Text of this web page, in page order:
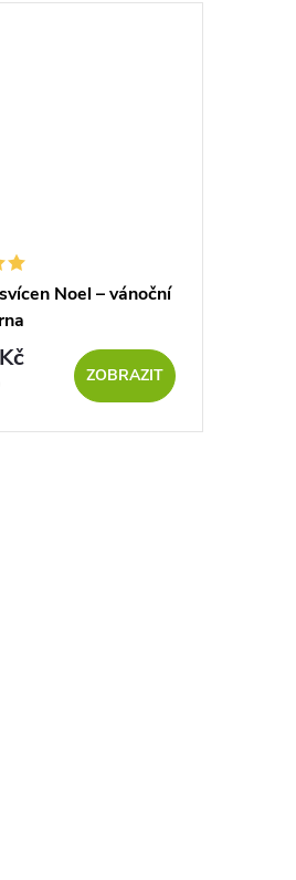
Noel – vánoční
ZOBRAZIT